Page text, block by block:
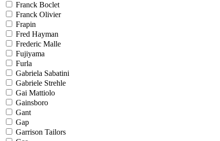
Franck Boclet
Franck Olivier
Frapin
Fred Hayman
Frederic Malle
Fujiyama
Furla
Gabriela Sabatini
Gabriele Strehle
Gai Mattiolo
Gainsboro
Gant
Gap
Garrison Tailors